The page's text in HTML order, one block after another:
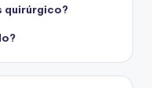
quirúrgico?